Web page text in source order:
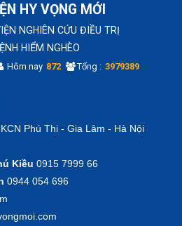
HY VỌNG MỚI
NGHIÊN CỨU ĐIỀU TRỊ
HIỂM NGHÈO
Hôm nay 872 Tổng : 3979389
Phú Thị - Gia Lâm - Hà Nội
Kiều 0915 7999 66
0944 054 696